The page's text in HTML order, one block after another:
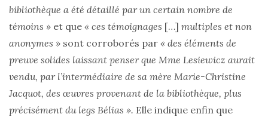
bibliothèque a été détaillé par un certain nombre de
témoins » et que « ces témoignages […] multiples et non
anonymes » sont corroborés par « des éléments de
preuve solides laissant penser que Mme Lesiewicz aurait
vendu, par l’intermédiaire de sa mère Marie-Christine
Jacquot, des œuvres provenant de la bibliothèque, plus
précisément du legs Bélias ». Elle indique enfin que